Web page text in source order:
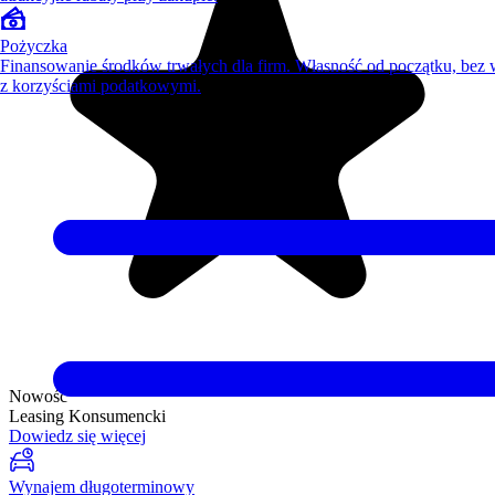
Nowość
Leasing Konsumencki
Dowiedz się więcej
Wynajem długoterminowy
Pożyczka
Finansowanie środków trwałych dla firm. Własność od początku, bez
z korzyściami podatkowymi.